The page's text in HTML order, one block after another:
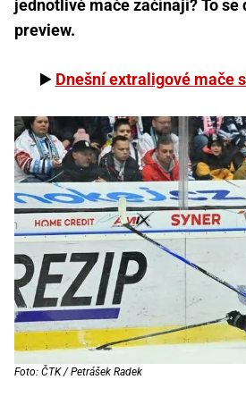
jednotlivé mače začínají? To se
preview.
▶️ Dnešní extraligové mače
Foto: ČTK / Petrášek Radek